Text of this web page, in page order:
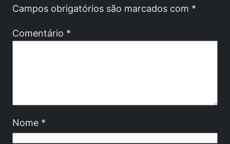
Campos obrigatórios são marcados com *
Comentário *
Nome *